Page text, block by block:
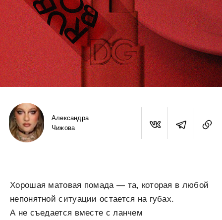
Александра
Чижова
Хорошая матовая помада — та, которая в любой
непонятной ситуации остается на губах.
А не съедается вместе с ланчем